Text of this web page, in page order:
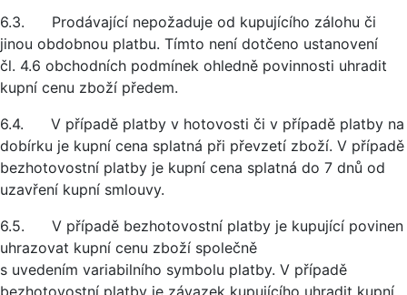
6.3. Prodávající nepožaduje od kupujícího zálohu či
jinou obdobnou platbu. Tímto není dotčeno ustanovení
čl. 4.6 obchodních podmínek ohledně povinnosti uhradit
kupní cenu zboží předem.
6.4. V případě platby v hotovosti či v případě platby na
dobírku je kupní cena splatná při převzetí zboží. V případě
bezhotovostní platby je kupní cena splatná do 7 dnů od
uzavření kupní smlouvy.
6.5. V případě bezhotovostní platby je kupující povinen
uhrazovat kupní cenu zboží společně
s uvedením variabilního symbolu platby. V případě